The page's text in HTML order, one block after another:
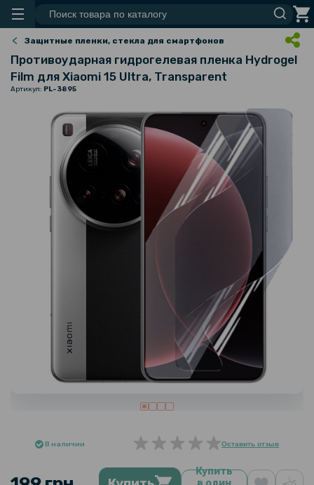
Защитные пленки, стекла для смартфонов
Противоударная гидрогелевая пленка Hydrogel
Film для Xiaomi 15 Ultra, Transparent
Артикул: PL-3895
В наличии Оставить отзыв
Купить